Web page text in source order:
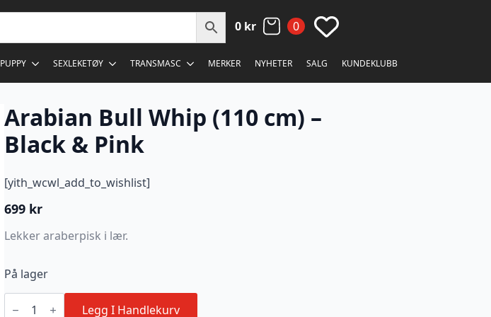
0 kr 0
PUPPY SEXLEKETØY TRANSMASC MERKER NYHETER SALG KUNDEKLUBB
Arabian Bull Whip (110 cm) –
Black & Pink
[yith_wcwl_add_to_wishlist]
699 kr
Lekker araberpisk i lær.
På lager
Arabian
Bull Legg I Handlekurv